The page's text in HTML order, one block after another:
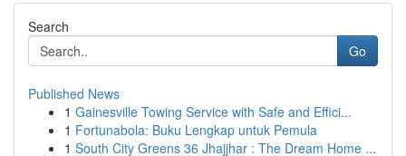
Search
Go
Published News
1 Gainesville Towing Service with Safe and Effici...
1 Fortunabola: Buku Lengkap untuk Pemula
1 South City Greens 36 Jhajjhar : The Dream Home ...